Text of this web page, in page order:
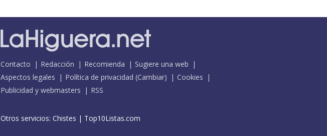
Contacto Redacción Recomienda
Sugiere una web
Aspectos legales
Política de privacidad (Cambiar)
Cookies
Publicidad y webmasters
RSS
Otros servicios: Chistes | Top10Listas.com